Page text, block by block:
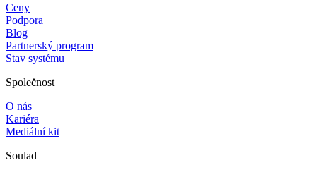
Ceny
Podpora
Blog
Partnerský program
Stav systému
Společnost
O nás
Kariéra
Mediální kit
Soulad